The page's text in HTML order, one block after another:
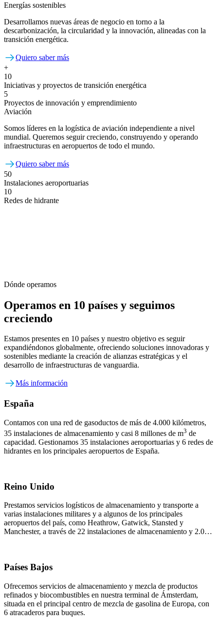
Energías sostenibles
Desarrollamos nuevas áreas de negocio en torno a la
descarbonización, la circularidad y la innovación, alineadas con la
transición energética.
Quiero saber más
+
10
Iniciativas y proyectos de transición energética
5
Proyectos de innovación y emprendimiento
Aviación
Somos líderes en la logística de aviación independiente a nivel
mundial. Queremos seguir creciendo, construyendo y operando
infraestructuras en aeropuertos de todo el mundo.
Quiero saber más
50
Instalaciones aeroportuarias
10
Redes de hidrante
Dónde operamos
Operamos en 10 países y seguimos
creciendo
Estamos presentes en 10 países y nuestro objetivo es seguir
expandiéndonos globalmente, ofreciendo soluciones innovadoras y
sostenibles mediante la creación de alianzas estratégicas y el
desarrollo de infraestructuras de vanguardia.
Más información
España
Contamos con una red de gasoductos de más de 4.000 kilómetros,
35 instalaciones de almacenamiento y casi 8 millones de m3 de
capacidad. Gestionamos 35 instalaciones aeroportuarias y 6 redes de
hidrantes en los principales aeropuertos de España.
Reino Unido
Prestamos servicios logísticos de almacenamiento y transporte a
varias instalaciones militares y a algunos de los principales
aeropuertos del país, como Heathrow, Gatwick, Stansted y
Manchester, a través de 22 instalaciones de almacenamiento y 2.000
Países Bajos
Ofrecemos servicios de almacenamiento y mezcla de productos
refinados y biocombustibles en nuestra terminal de Ámsterdam,
situada en el principal centro de mezcla de gasolina de Europa, con
6 atracaderos para buques.